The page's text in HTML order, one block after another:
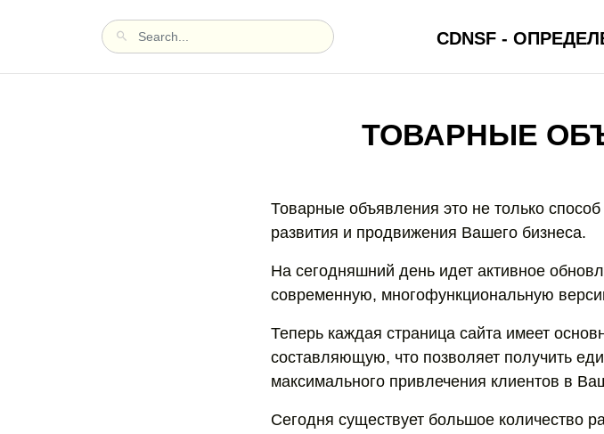
CDNSF -
ТОВАРНЫЕ
Товарные объявления это не только
развития и продвижения Вашего бизнеса.
На сегодняшний день идет активное
современную, многофункциональную
Теперь каждая страница сайта имеет
составляющую, что позволяет получить
максимального привлечения клиентов в
Сегодня существует большое количество